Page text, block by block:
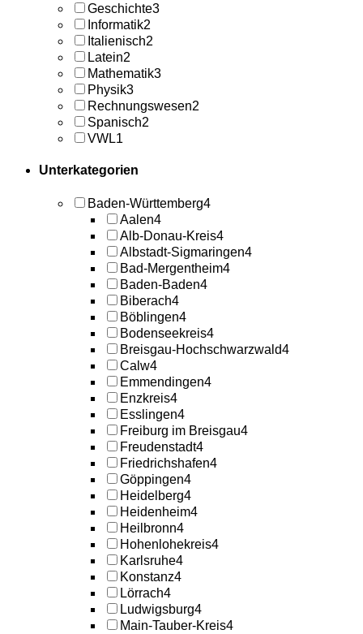
Geschichte3
Informatik2
Italienisch2
Latein2
Mathematik3
Physik3
Rechnungswesen2
Spanisch2
VWL1
Unterkategorien
Baden-Württemberg4
Aalen4
Alb-Donau-Kreis4
Albstadt-Sigmaringen4
Bad-Mergentheim4
Baden-Baden4
Biberach4
Böblingen4
Bodenseekreis4
Breisgau-Hochschwarzwald4
Calw4
Emmendingen4
Enzkreis4
Esslingen4
Freiburg im Breisgau4
Freudenstadt4
Friedrichshafen4
Göppingen4
Heidelberg4
Heidenheim4
Heilbronn4
Hohenlohekreis4
Karlsruhe4
Konstanz4
Lörrach4
Ludwigsburg4
Main-Tauber-Kreis4